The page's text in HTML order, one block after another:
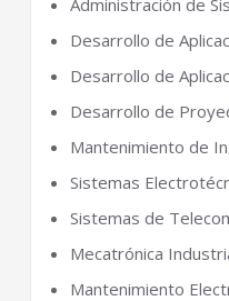
Desarrollo de
Desarrollo de
Desarrollo de
Mantenimiento de
Sistemas
Sistemas de
Mecatrónica
Mantenimiento